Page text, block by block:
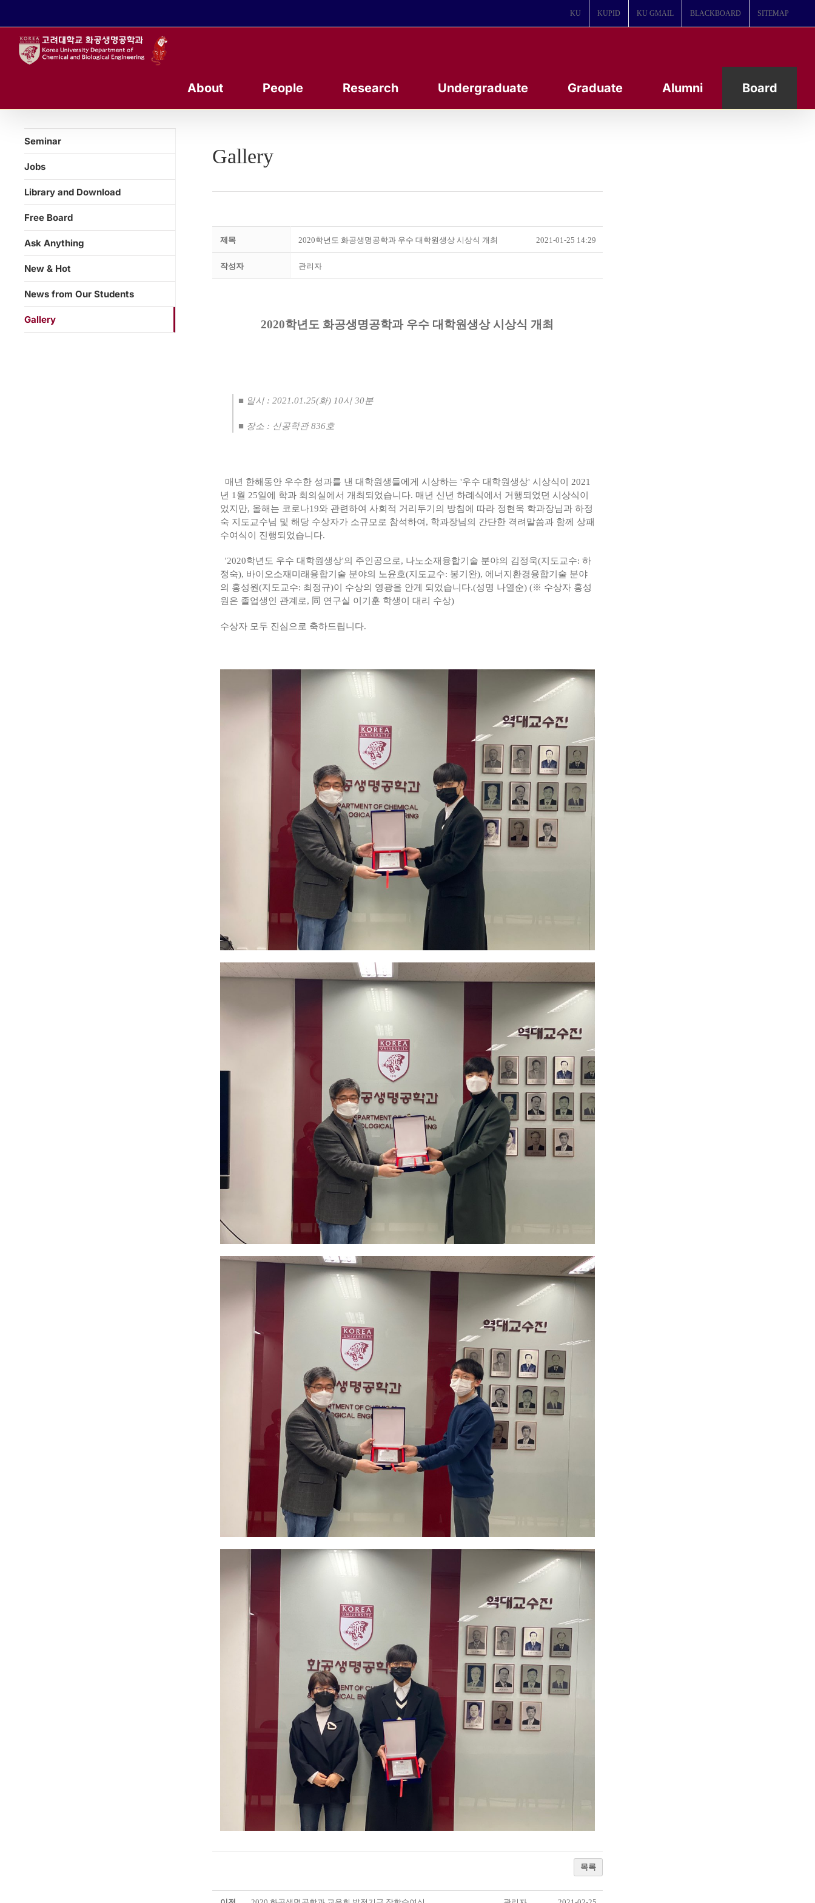
KU KUPID KU GMAIL BLACKBOARD SITEMAP
About People Research Undergraduate Graduate Alumni Board
Gallery
제목 2020학년도 화공생명공학과 우수 대학원생상 시상식 개최 2021-01-25 14:29
작성자 관리자
2020학년도 화공생명공학과 우수 대학원생상 시상식 개최
■ 일시 : 2021.01.25(화) 10시 30분
■ 장소 : 신공학관 836호
매년 한해동안 우수한 성과를 낸 대학원생들에게 시상하는 '우수 대학원생상' 시상식이 2021
년 1월 25일에 학과 회의실에서 개최되었습니다. 매년 신년 하례식에서 거행되었던 시상식이
었지만, 올해는 코로나19와 관련하여 사회적 거리두기의 방침에 따라 정현욱 학과장님과 하정
숙 지도교수님 및 해당 수상자가 소규모로 참석하여, 학과장님의 간단한 격려말씀과 함께 상패
수여식이 진행되었습니다.
'2020학년도 우수 대학원생상'의 주인공으로, 나노소재융합기술 분야의 김정욱(지도교수: 하
정숙), 바이오소재미래융합기술 분야의 노윤호(지도교수: 봉기완), 에너지환경융합기술 분야
의 홍성원(지도교수: 최정규)이 수상의 영광을 안게 되었습니다.(성명 나열순) (※ 수상자 홍성
원은 졸업생인 관계로, 同 연구실 이기훈 학생이 대리 수상)
수상자 모두 진심으로 축하드립니다.
목록
Seminar
Jobs
Library and Download
Free Board
Ask Anything
New & Hot
News from Our Students
Gallery